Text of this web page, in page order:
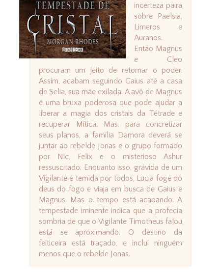
incerteza paira
sobre Paelsia,
Limeros e
Auranos.
Então Magnus
e Cleo
procuram um jeito de retomar o poder.
Assim, acabam seguindo Gaius até a casa
de Selia, sua mãe exilada. A avó de Magnus
é uma bruxa poderosa que pode ajudar a
liberar a magia dos cristais da Tétrade e
recuperar Mítica. Mas, para concretizar
seus planos, a família Damora deverá se
juntar ao rebelde Jonas e o grupo formado
por Nic, Felix e o misterioso Ashur
ressuscitado. Enquanto isso, grávida de um
Vigilante e temida por todos, Lucia foge do
deus do fogo e viaja em busca de Gaius e
Magnus. Mas o tempo está acabando. A
tempestade iminente indica que a profecia
sombria de que o Vigilante Timotheus falou
está se aproximando. O destino da
feiticeira está traçado, e inclui ninguém
menos que o rebelde Jonas.